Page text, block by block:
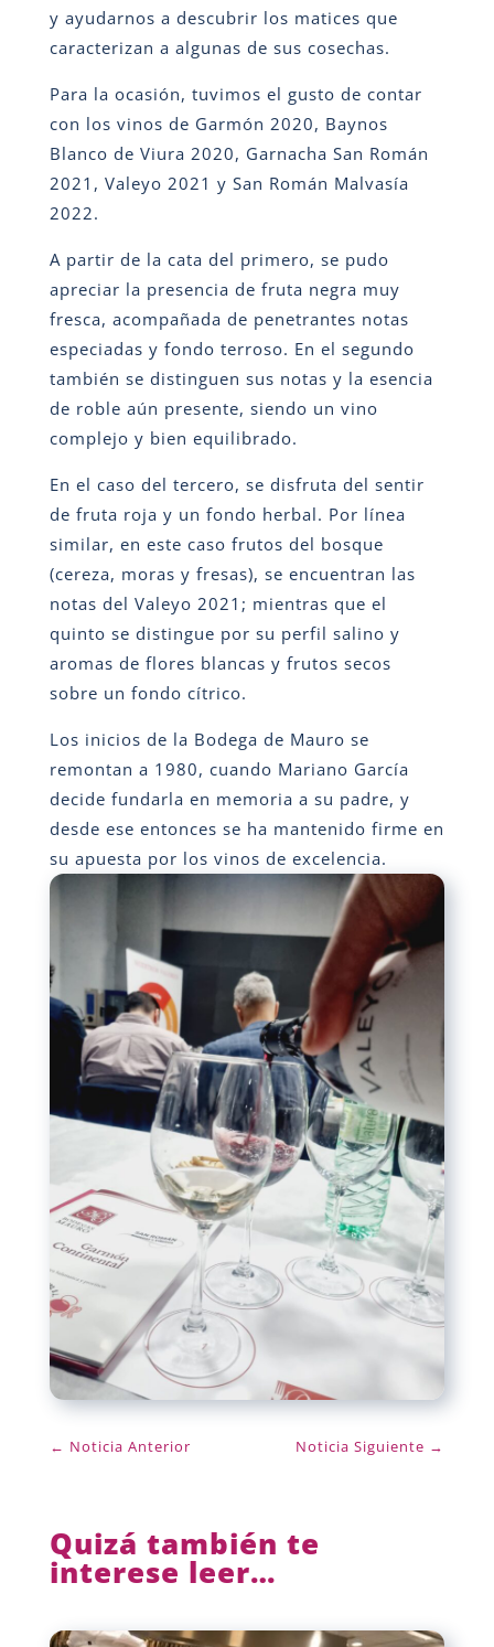
y ayudarnos a descubrir los matices que
caracterizan a algunas de sus cosechas.
Para la ocasión, tuvimos el gusto de contar
con los vinos de Garmón 2020, Baynos
Blanco de Viura 2020, Garnacha San Román
2021, Valeyo 2021 y San Román Malvasía
2022.
A partir de la cata del primero, se pudo
apreciar la presencia de fruta negra muy
fresca, acompañada de penetrantes notas
especiadas y fondo terroso. En el segundo
también se distinguen sus notas y la esencia
de roble aún presente, siendo un vino
complejo y bien equilibrado.
En el caso del tercero, se disfruta del sentir
de fruta roja y un fondo herbal. Por línea
similar, en este caso frutos del bosque
(cereza, moras y fresas), se encuentran las
notas del Valeyo 2021; mientras que el
quinto se distingue por su perfil salino y
aromas de flores blancas y frutos secos
sobre un fondo cítrico.
Los inicios de la Bodega de Mauro se
remontan a 1980, cuando Mariano García
decide fundarla en memoria a su padre, y
desde ese entonces se ha mantenido firme en
su apuesta por los vinos de excelencia.
← Noticia Anterior Noticia Siguiente →
Quizá también te
interese leer…